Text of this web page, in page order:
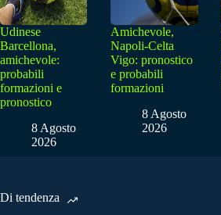
Udinese
Barcellona,
amichevole:
probabili
formazioni e
pronostico
8 Agosto
2026
Amichevole,
Napoli-Celta
Vigo: pronostico
e probabili
formazioni
8 Agosto
2026
Di tendenza